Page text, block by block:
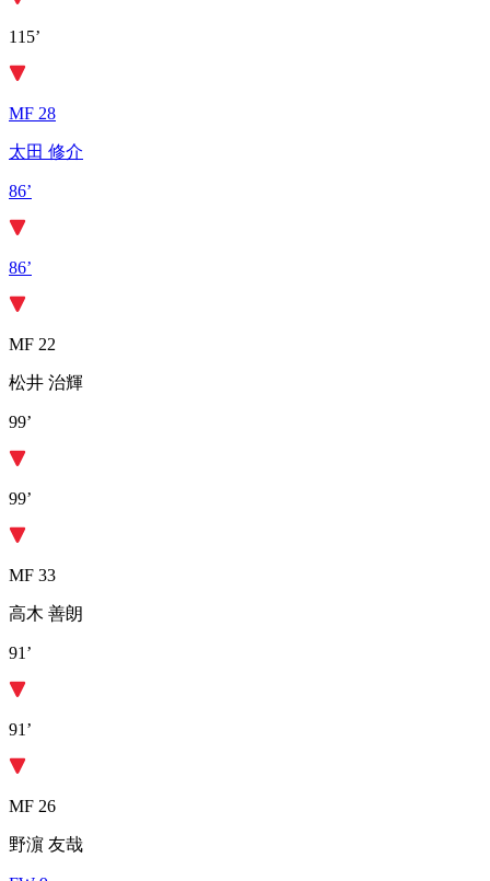
115’
MF 28
太田 修介
86’
86’
MF 22
松井 治輝
99’
99’
MF 33
高木 善朗
91’
91’
MF 26
野濵 友哉